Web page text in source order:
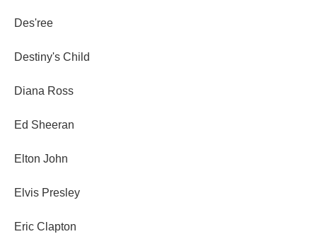
Des'ree
Destiny's Child
Diana Ross
Ed Sheeran
Elton John
Elvis Presley
Eric Clapton